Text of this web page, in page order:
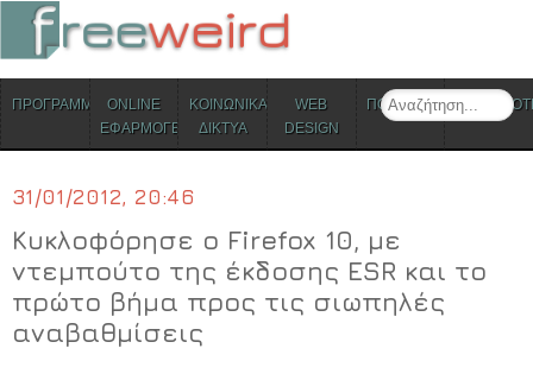
Search
Skip to content
ΠΡΟΓΡΑΜΜΑΤΑONLINE
ΕΦΑΡΜΟΓΕΣ
ΚΟΙΝΩΝΙΚΑ
ΔΙΚΤΥΑ
WEB
DESIGN
ΠΟΛΙΤΙΣΜΟΣ
31/01/2012, 20:46
Κυκλοφόρησε ο Firefox 10, με
ντεμπούτο της έκδοσης ESR και το
πρώτο βήμα προς τις σιωπηλές
αναβαθμίσεις